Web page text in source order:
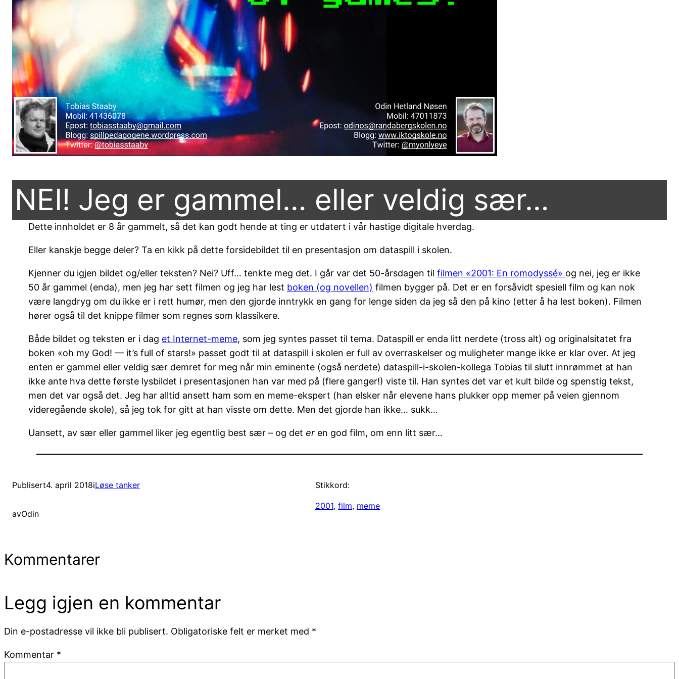
NEI! Jeg er gammel… eller veldig sær…
Dette innholdet er 8 år gammelt, så det kan godt hende at ting er utdatert i vår hastige digitale hverdag.
Eller kanskje begge deler? Ta en kikk på dette forsidebildet til en presentasjon om dataspill i skolen.
Kjenner du igjen bildet og/eller teksten? Nei? Uff… tenkte meg det. I går var det 50-årsdagen til filmen «2001: En romodyssé» og nei, jeg er ikke
50 år gammel (enda), men jeg har sett filmen og jeg har lest boken (og novellen) filmen bygger på. Det er en forsåvidt spesiell film og kan nok
være langdryg om du ikke er i rett humør, men den gjorde inntrykk en gang for lenge siden da jeg så den på kino (etter å ha lest boken). Filmen
hører også til det knippe filmer som regnes som klassikere.
Både bildet og teksten er i dag et Internet-meme, som jeg syntes passet til tema. Dataspill er enda litt nerdete (tross alt) og originalsitatet fra
boken «oh my God! — it’s full of stars!» passet godt til at dataspill i skolen er full av overraskelser og muligheter mange ikke er klar over. At jeg
enten er gammel eller veldig sær demret for meg når min eminente (også nerdete) dataspill-i-skolen-kollega Tobias til slutt innrømmet at han
ikke ante hva dette første lysbildet i presentasjonen han var med på (flere ganger!) viste til. Han syntes det var et kult bilde og spenstig tekst,
men det var også det. Jeg har alltid ansett ham som en meme-ekspert (han elsker når elevene hans plukker opp memer på veien gjennom
videregående skole), så jeg tok for gitt at han visste om dette. Men det gjorde han ikke… sukk…
Uansett, av sær eller gammel liker jeg egentlig best sær – og det er en god film, om enn litt sær…
Publisert4. april 2018iLøse tanker
avOdin
Stikkord:
2001, film, meme
Kommentarer
Legg igjen en kommentar
Din e-postadresse vil ikke bli publisert. Obligatoriske felt er merket med *
Kommentar *